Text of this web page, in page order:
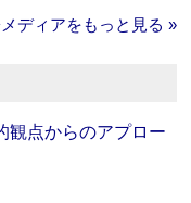
ディアをもっと見る »
観点からのアプロー